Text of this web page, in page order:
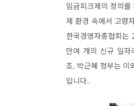
임금피크제의 정의
제 환경 속에서 고령
한국경영자총협회는
만여 개의 신규 일자
죠. 박근혜 정부는 이
입니다.